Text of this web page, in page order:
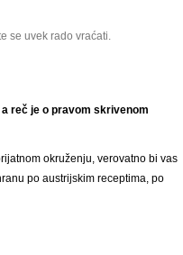
se uvek rado vraćati.
a reč je o pravom skrivenom
okruženju, verovatno bi vas
po austrijskim receptima, po